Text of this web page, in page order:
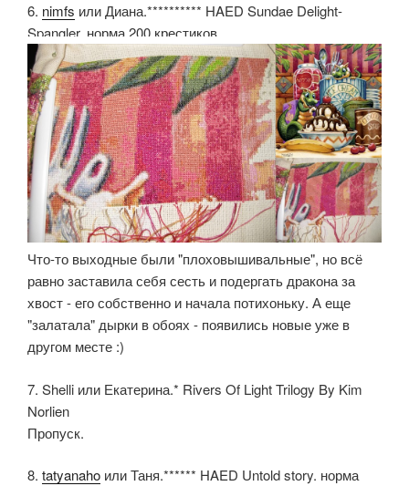
6. nimfs или Диана.********** HAED Sundae Delight-
Spangler. норма 200 крестиков
Что-то выходные были "плоховышивальные", но всё
равно заставила себя сесть и подергать дракона за
хвост - его собственно и начала потихоньку. А еще
"залатала" дырки в обоях - появились новые уже в
другом месте :)
7. Shelli или Екатерина.* Rivers Of Light Trilogy By Kim
Norlien
Пропуск.
8. tatyanaho или Таня.****** HAED Untold story. норма